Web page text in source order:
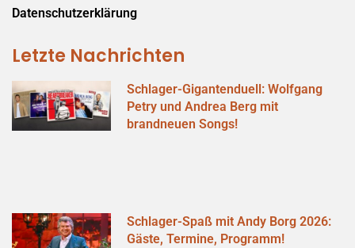
Datenschutzerklärung
Letzte Nachrichten
Schlager-Gigantenduell: Wolfgang
Petry und Andrea Berg mit
brandneuen Songs!
Schlager-Spaß mit Andy Borg 2026:
Gäste, Termine, Programm!